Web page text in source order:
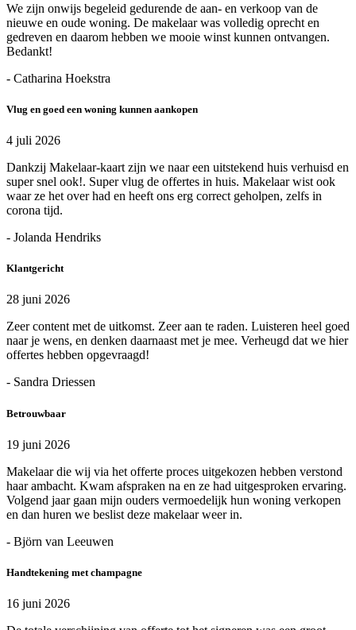
We zijn onwijs begeleid gedurende de aan- en verkoop van de
nieuwe en oude woning. De makelaar was volledig oprecht en
gedreven en daarom hebben we mooie winst kunnen ontvangen.
Bedankt!
- Catharina Hoekstra
Vlug en goed een woning kunnen aankopen
4 juli 2026
Dankzij Makelaar-kaart zijn we naar een uitstekend huis verhuisd en
super snel ook!. Super vlug de offertes in huis. Makelaar wist ook
waar ze het over had en heeft ons erg correct geholpen, zelfs in
corona tijd.
- Jolanda Hendriks
Klantgericht
28 juni 2026
Zeer content met de uitkomst. Zeer aan te raden. Luisteren heel goed
naar je wens, en denken daarnaast met je mee. Verheugd dat we hier
offertes hebben opgevraagd!
- Sandra Driessen
Betrouwbaar
19 juni 2026
Makelaar die wij via het offerte proces uitgekozen hebben verstond
haar ambacht. Kwam afspraken na en ze had uitgesproken ervaring.
Volgend jaar gaan mijn ouders vermoedelijk hun woning verkopen
en dan huren we beslist deze makelaar weer in.
- Björn van Leeuwen
Handtekening met champagne
16 juni 2026